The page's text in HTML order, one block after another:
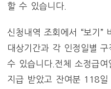
할 수 있습니다.
신청내역 조회에서 “보기”
대상기간과 각 인정일별
수 있습니다.전체 소정급
지급 받았고 잔여분 118